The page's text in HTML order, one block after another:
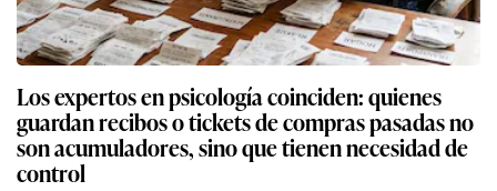
Los expertos en psicología coinciden: quienes
guardan recibos o tickets de compras pasadas no
son acumuladores, sino que tienen necesidad de
control